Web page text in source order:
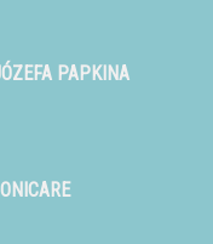
PAPKINA